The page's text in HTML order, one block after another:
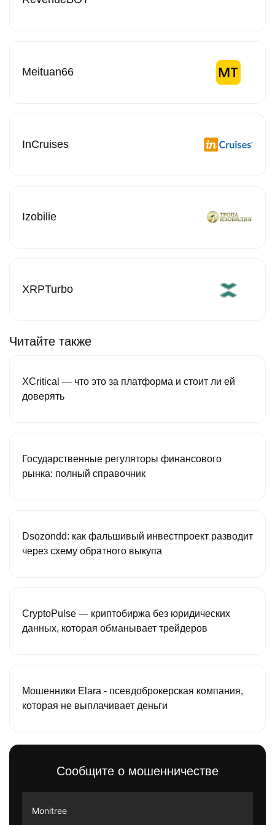
Meituan66
InCruises
Izobilie
XRPTurbo
Читайте также
XCritical — что это за платформа и стоит ли ей
доверять
Государственные регуляторы финансового
рынка: полный справочник
Dsozondd: как фальшивый инвестпроект разводит
через схему обратного выкупа
CryptoPulse — криптобиржа без юридических
данных, которая обманывает трейдеров
Мошенники Elara - псевдоброкерская компания,
которая не выплачивает деньги
Сообщите о мошенничестве